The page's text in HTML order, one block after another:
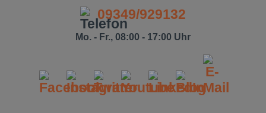
09349/929132
Mo. - Fr., 08:00 - 17:00 Uhr